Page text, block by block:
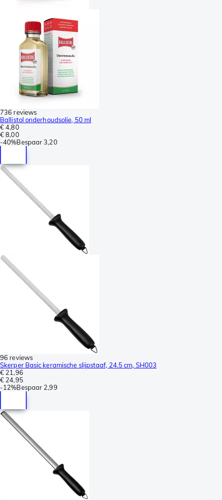
736 reviews
Ballistol onderhoudsolie, 50 ml
€ 4,80
€ 8,00
-40%Bespaar 3,20
96 reviews
Skerper Basic keramische slijpstaaf, 24.5 cm, SH003
€ 21,96
€ 24,95
-12%Bespaar 2,99